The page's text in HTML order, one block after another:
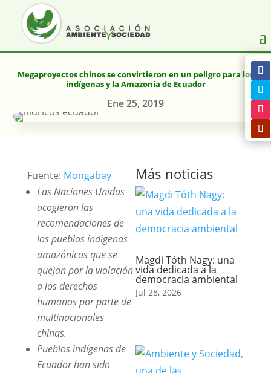
Megaproyectos chinos se convirtieron en un peligro para los
indígenas y la Amazonía de Ecuador
Ene 25, 2019
Fuente: Mongabay
Las Naciones Unidas
acogieron las
recomendaciones de
los pueblos indígenas
amazónicos que se
quejan por la violación
a los derechos
humanos por parte de
multinacionales
chinas.
Pueblos indígenas de
Ecuador han sido
Más noticias
Magdi Tóth Nagy: una
vida dedicada a la
democracia ambiental
Jul 28, 2026